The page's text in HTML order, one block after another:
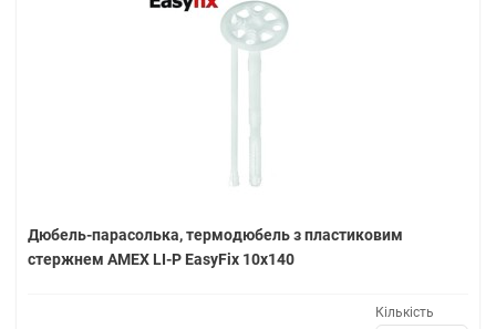
Дюбель-парасолька, термодюбель з пластиковим
стержнем AMEX LI-P EasyFix 10х140
Кількість